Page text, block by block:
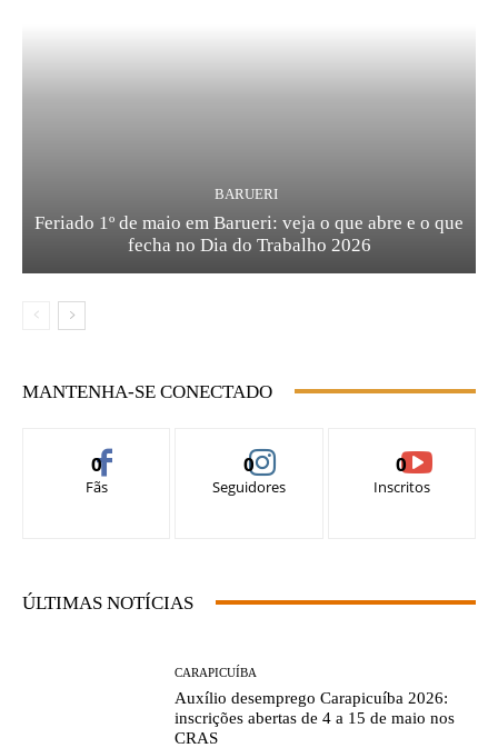
BARUERI
Feriado 1º de maio em Barueri: veja o que abre e o que
fecha no Dia do Trabalho 2026
MANTENHA-SE CONECTADO
0
Fãs
0
Seguidores
0
Inscritos
ÚLTIMAS NOTÍCIAS
CARAPICUÍBA
Auxílio desemprego Carapicuíba 2026:
inscrições abertas de 4 a 15 de maio nos
CRAS